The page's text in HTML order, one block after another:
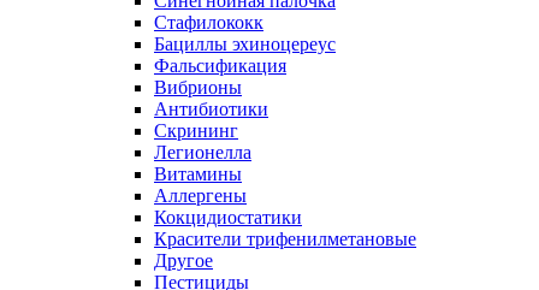
Стафилококк
Бациллы эхиноцереус
Фальсификация
Вибрионы
Антибиотики
Скрининг
Легионелла
Витамины
Аллергены
Кокцидиостатики
Красители трифенилметановые
Другое
Пестициды